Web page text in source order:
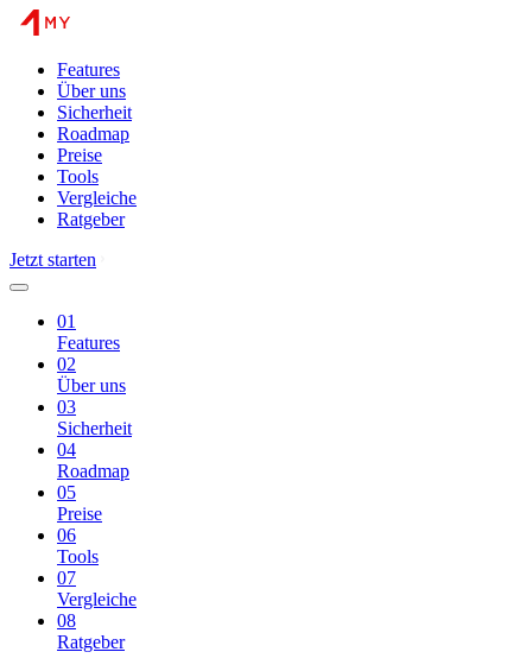
Features
Über uns
Sicherheit
Roadmap
Preise
Tools
Vergleiche
Ratgeber
Jetzt starten
01
Features
02
Über uns
03
Sicherheit
04
Roadmap
05
Preise
06
Tools
07
Vergleiche
08
Ratgeber